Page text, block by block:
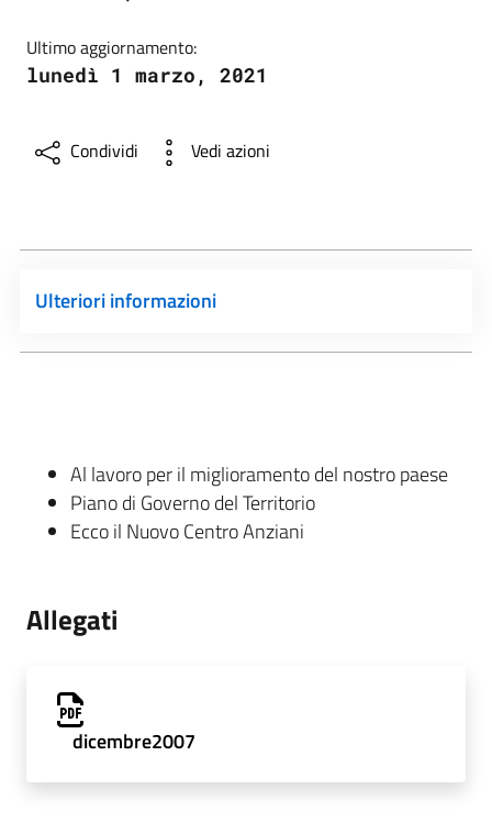
Ultimo aggiornamento:
lunedì 1 marzo, 2021
Condividi Vedi azioni
Ulteriori informazioni
Al lavoro per il miglioramento del nostro paese
Piano di Governo del Territorio
Ecco il Nuovo Centro Anziani
Allegati
dicembre2007